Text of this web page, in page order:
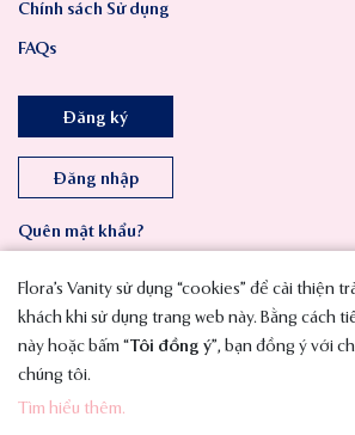
Chính sách Sử dụng
FAQs
Đăng ký
Đăng nhập
Quên mật khẩu?
Copyright © 2023 SMAVT International Co.,
Flora’s Vanity sử dụng “cookies” để cải thiện
khách khi sử dụng trang web này. Bằng cách
này hoặc bấm “Tôi đồng ý”, bạn đồng ý với
chúng tôi.
Tìm hiểu thêm.